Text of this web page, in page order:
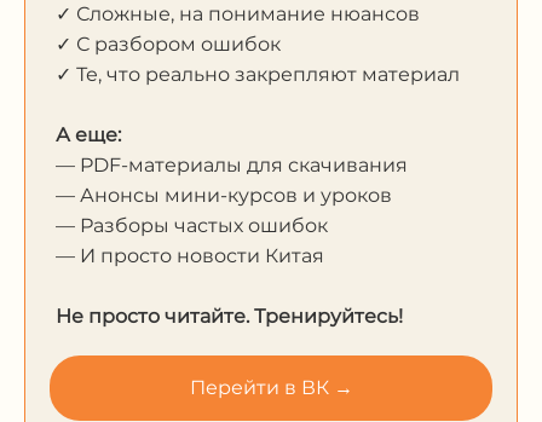
✓ Сложные, на понимание нюансов
✓ С разбором ошибок
✓ Те, что реально закрепляют материал
А еще:
— PDF-материалы для скачивания
— Анонсы мини-курсов и уроков
— Разборы частых ошибок
— И просто новости Китая
Не просто читайте. Тренируйтесь!
Перейти в ВК →